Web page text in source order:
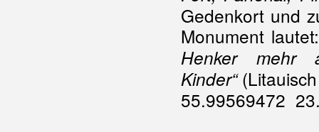
Gedenkort und
Monument
Henker mehr
Kinder“
55.99569472